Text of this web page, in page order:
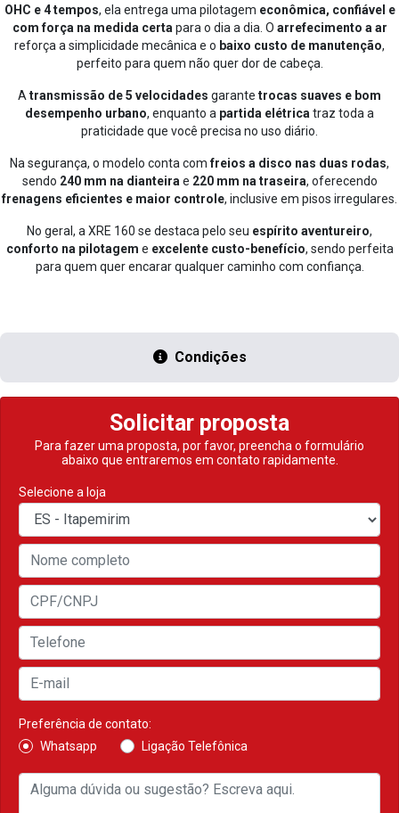
OHC e 4 tempos, ela entrega uma pilotagem econômica, confiável e
com força na medida certa para o dia a dia. O arrefecimento a ar
reforça a simplicidade mecânica e o baixo custo de manutenção,
perfeito para quem não quer dor de cabeça.
A transmissão de 5 velocidades garante trocas suaves e bom
desempenho urbano, enquanto a partida elétrica traz toda a
praticidade que você precisa no uso diário.
Na segurança, o modelo conta comfreios a disco nas duas rodas,
sendo 240 mm na dianteira e 220 mm na traseira, oferecendo
frenagens eficientes e maior controle, inclusive em pisos irregulares.
No geral, a XRE 160 se destaca pelo seu espírito aventureiro,
conforto na pilotagem e excelente custo-benefício, sendo perfeita
para quem quer encarar qualquer caminho com confiança.
Condições
Solicitar proposta
Para fazer uma proposta, por favor, preencha o formulário
abaixo que entraremos em contato rapidamente.
Selecione a loja
Preferência de contato:
Whatsapp
Ligação Telefônica